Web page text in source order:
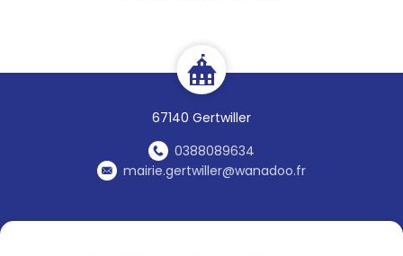
67140 Gertwiller
0388089634
mairie.gertwiller@wanadoo.fr